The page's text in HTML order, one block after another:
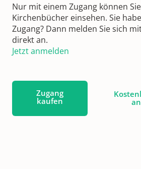
Nur mit einem Zugang können
Kirchenbücher einsehen. Sie
Zugang? Dann melden Sie sich
direkt an.
Jetzt anmelden
Zugang
kaufen